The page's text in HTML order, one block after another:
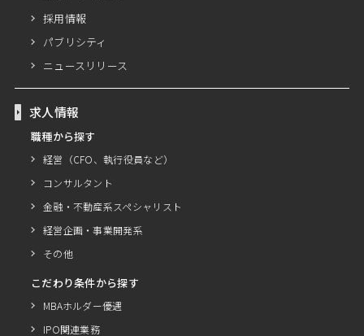
採用情報
パブリシティ
ニュースリリース
求人情報
職種から探す
経営（CFO、執行役員など）
コンサルタント
金融・不動産系スペシャリスト
経営企画・事業開発系
その他
こだわり条件から探す
MBAホルダー優遇
IPO関連業務